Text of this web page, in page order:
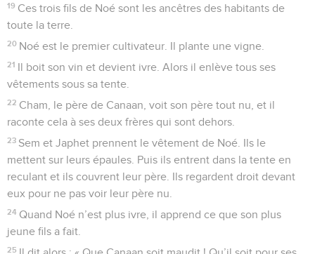
19 Ces trois fils de Noé sont les ancêtres des habitants de
toute la terre.
20 Noé est le premier cultivateur. Il plante une vigne.
21 Il boit son vin et devient ivre. Alors il enlève tous ses
vêtements sous sa tente.
22 Cham, le père de Canaan, voit son père tout nu, et il
raconte cela à ses deux frères qui sont dehors.
23 Sem et Japhet prennent le vêtement de Noé. Ils le
mettent sur leurs épaules. Puis ils entrent dans la tente en
reculant et ils couvrent leur père. Ils regardent droit devant
eux pour ne pas voir leur père nu.
24 Quand Noé n’est plus ivre, il apprend ce que son plus
jeune fils a fait.
25